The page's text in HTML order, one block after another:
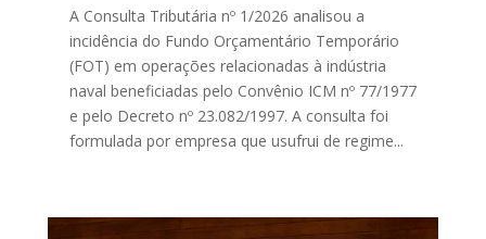
A Consulta Tributária nº 1/2026 analisou a
incidência do Fundo Orçamentário Temporário
(FOT) em operações relacionadas à indústria
naval beneficiadas pelo Convênio ICM nº 77/1977
e pelo Decreto nº 23.082/1997. A consulta foi
formulada por empresa que usufrui de regime...